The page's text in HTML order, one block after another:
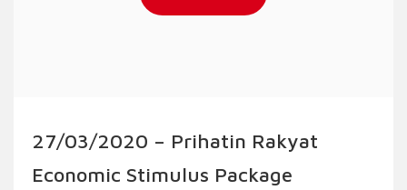
27/03/2020 – Prihatin Rakyat
Economic Stimulus Package